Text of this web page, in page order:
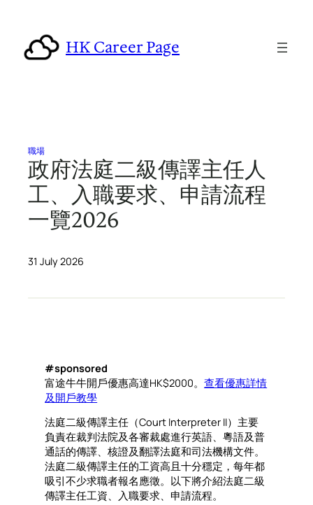
content
HK Career Page
職場
政府法庭二級傳譯主任人
工、入職要求、申請流程
一覽2026
31 July 2026
#sponsored
富途牛牛開戶優惠高達HK$2000。查看優惠詳情
及開戶教學
法庭二級傳譯主任（Court Interpreter II）主要
負責在裁判法院及各審裁處進行英語、粵語及普
通話的傳譯、核證及翻譯法庭和司法機構文件。
法庭二級傳譯主任的工資高且十分穩定，每年都
吸引不少求職者報名應徵。以下將介紹法庭二級
傳譯主任工資、入職要求、申請流程。